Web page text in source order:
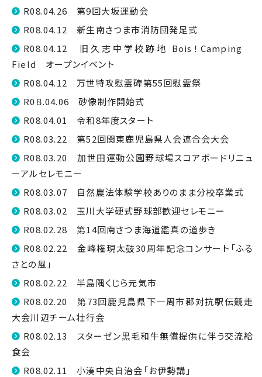
R08.04.26 第9回大坂運動会
R08.04.12 新生南さつま市消防団発足式
R08.04.12 旧久志中学校跡地 Bois！Camping
Field オープンイベント
R08.04.12 万世特攻慰霊碑第55回慰霊祭
R0８.04.06 砂像制作開始式
R08.04.01 令和8年度スタート
R08.03.22 第52回関東鹿児島県人会連合会大会
R08.03.20 加世田運動公園野球場スコアボードリニュ
ーアルセレモニー
R08.03.07 自然農法体験学校ありのまま分校卒業式
R08.03.02 玉川大学硬式野球部歓迎セレモニー
R08.02.28 第14回南さつま海道鑑真の道歩き
R08.02.22 金峰権現太鼓30周年記念コンサート「ふる
さとの風」
R08.02.22 半島隅くじら元気市
R08.02.20 第73回鹿児島県下一周市郡対抗駅伝競走
大会川辺チーム壮行会
R08.02.13 スターゼン黒毛和牛無償提供に伴う交流給
食会
R08.02.11 小湊中央自治会「お伊勢講」